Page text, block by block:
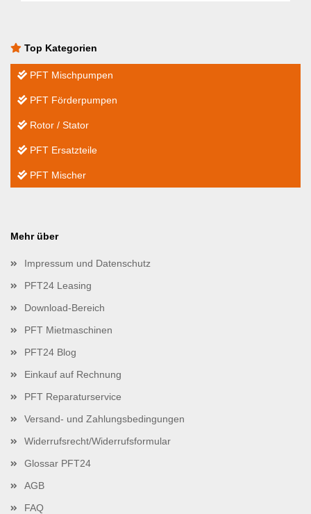
Top Kategorien
PFT Mischpumpen
PFT Förderpumpen
Rotor / Stator
PFT Ersatzteile
PFT Mischer
Mehr über
Impressum und Datenschutz
PFT24 Leasing
Download-Bereich
PFT Mietmaschinen
PFT24 Blog
Einkauf auf Rechnung
PFT Reparaturservice
Versand- und Zahlungsbedingungen
Widerrufsrecht/Widerrufsformular
Glossar PFT24
AGB
FAQ